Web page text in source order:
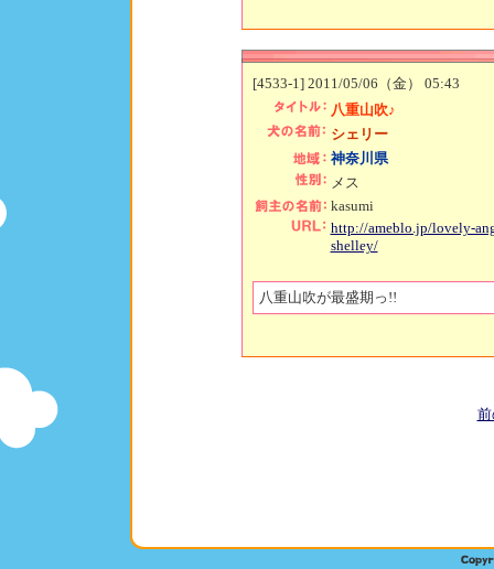
[4533-1] 2011/05/06（金） 05:43
八重山吹♪
シェリー
神奈川県
メス
kasumi
http://ameblo.jp/lovely-
shelley/
八重山吹が最盛期っ!!